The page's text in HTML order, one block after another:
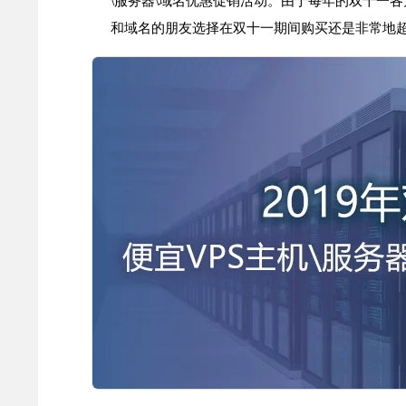
和域名的朋友选择在双十一期间购买还是非常地